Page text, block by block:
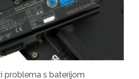
problema s baterijom